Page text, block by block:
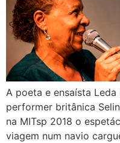
A poeta e ensaísta
performer britânica
na MITsp 2018 o
viagem num navio